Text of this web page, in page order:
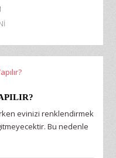
evinizi renklendirmek
Bu nedenle